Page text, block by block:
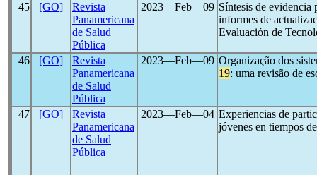
45 [GO]
Revista
Panamericana
de Salud
Pública
2023―Feb―09 Síntesis de
informes de
Evaluación de
46 [GO]
Revista
Panamericana
de Salud
Pública
2023―Feb―09 Organização dos
19: uma revisão de
47 [GO]
Revista
Panamericana
de Salud
Pública
2023―Feb―04 Experiencias de
jóvenes en tiempos